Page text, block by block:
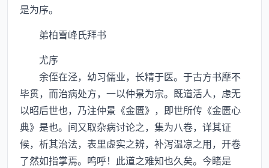
是为序。
弟柏雪峰氏拜书
尤序
余侄在泾，幼习儒业，长精于医。于古方书靡不
毕贯，而治病处方，一以仲景为宗。既道活人，虑无
以昭后世也，乃注仲景《金匮》，即世所传《金匮心
典》是也。间又取杂病讨论之，集为八卷，详其证
候，析其治法，表里虚实之辨，补泻温凉之用，开卷
了然如指掌焉。呜呼！此道之难知也久矣。今睹是